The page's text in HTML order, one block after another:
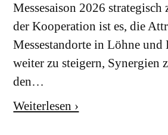
Messesaison 2026 strategisch
der Kooperation ist es, die
Messestandorte in Löhne und
weiter zu steigern, Synergien
den…
Weiterlesen ›